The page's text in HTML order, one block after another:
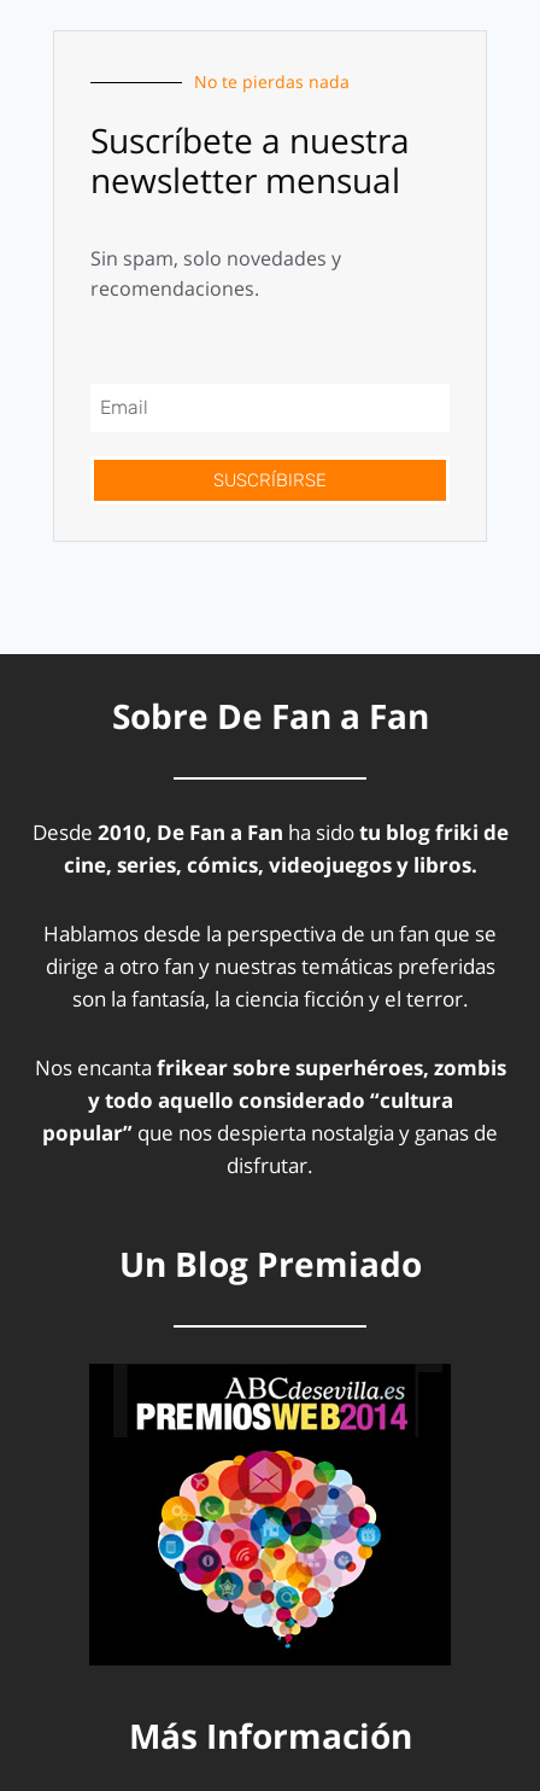
No te pierdas nada
Suscríbete a nuestra
newsletter mensual
Sin spam, solo novedades y
recomendaciones.
SUSCRÍBIRSE
Sobre De Fan a Fan
Desde 2010, De Fan a Fan ha sidotu blog friki de
cine, series, cómics, videojuegos y libros.
Hablamos desde la perspectiva de un fan que se
dirige a otro fan y nuestras temáticas preferidas
son la fantasía, la ciencia ficción y el terror.
Nos encanta frikear sobre superhéroes, zombis
y todo aquello considerado “cultura
popular” que nos despierta nostalgia y ganas de
disfrutar.
Un Blog Premiado
Más Información